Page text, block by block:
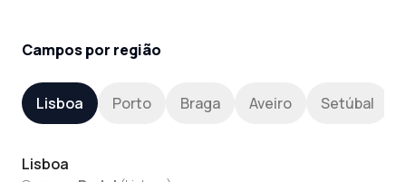
Campos por região
Lisboa Porto Braga Aveiro Setúbal
Lisboa